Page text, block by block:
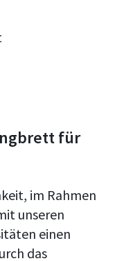
für
im Rahmen
unseren
einen
das